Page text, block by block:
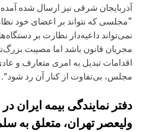
آذربایجان شرقی نیز ارسال شده
“مجلسی که نتواند بر اعضای خود
نمی‌تواند داعیه‌دار نظارت بر
مجریان قانون باشد اما مصیبت
اقدامات تبدیل به امری متعارف و
مجلس، بی‌تفاوت از کنار آن رد شود”.
دفتر نمایندگی بیمه ایران
ولیعصر تهران، متعلق به